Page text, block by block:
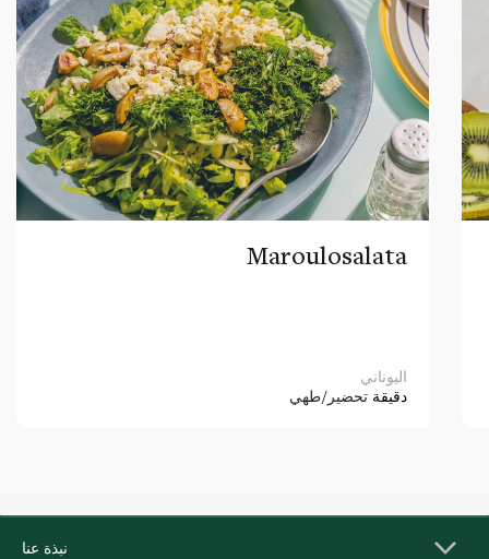
Maroulosalata
اليوناني
دقيقة تحضير/طهي
نبذة عنا